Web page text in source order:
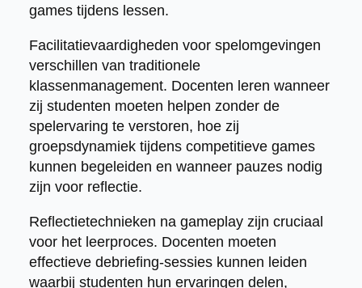
games tijdens lessen.
Facilitatievaardigheden voor spelomgevingen
verschillen van traditionele
klassenmanagement. Docenten leren wanneer
zij studenten moeten helpen zonder de
spelervaring te verstoren, hoe zij
groepsdynamiek tijdens competitieve games
kunnen begeleiden en wanneer pauzes nodig
zijn voor reflectie.
Reflectietechnieken na gameplay zijn cruciaal
voor het leerproces. Docenten moeten
effectieve debriefing-sessies kunnen leiden
waarbij studenten hun ervaringen delen,